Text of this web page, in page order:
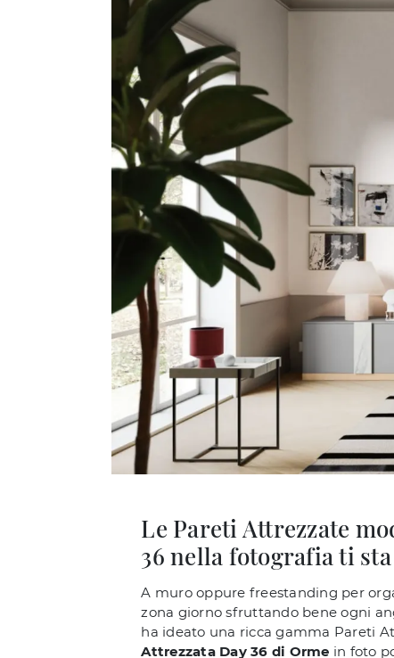
Le Pareti Attrezzate
36 nella fotografia ti
A muro oppure freestanding per
zona giorno sfruttando bene ogni
ha ideato una ricca gamma Pareti
Attrezzata Day 36 di Orme in foto